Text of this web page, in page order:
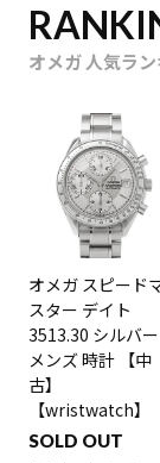
オメガ 人気ラ
オメガ スピード
スター デイト
3513.30 シルバー
メンズ 時計 【中
古】
【wristwatch】
SOLD OUT